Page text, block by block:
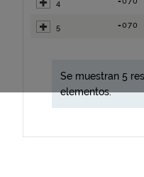
4
5 =070
Se muestran 5
elementos.